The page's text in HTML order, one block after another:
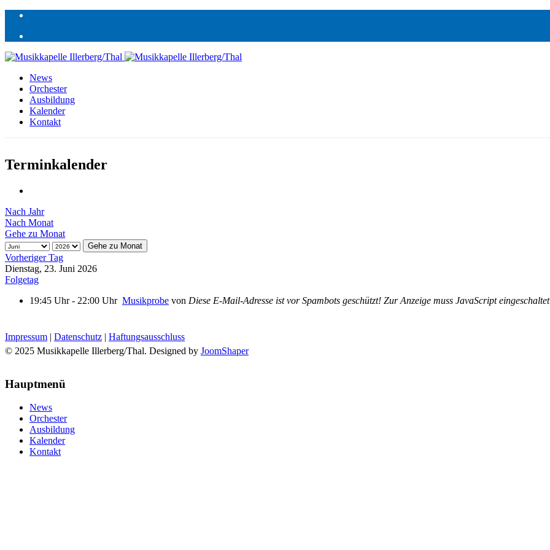
News
Orchester
Ausbildung
Kalender
Kontakt
Terminkalender
Nach Jahr
Nach Monat
Gehe zu Monat
Gehe zu Monat
Vorheriger Tag
Dienstag, 23. Juni 2026
Folgetag
19:45 Uhr - 22:00 Uhr Musikprobe von Diese E-Mail-Adresse ist vor Spambots geschützt! Zur Anzeige muss JavaScript
Impressum | Datenschutz | Haftungsausschluss
© 2025 Musikkapelle Illerberg/Thal. Designed by JoomShaper
Hauptmenü
News
Orchester
Ausbildung
Kalender
Kontakt